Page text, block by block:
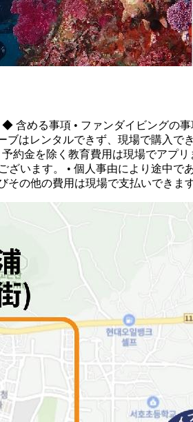
含める事項 • ファンダイビングの
ブはレンタルできず、現場で購入
約金を除く教育費用は現場でアプ
ざいます。 • 個人事由により途中
その他の費用は現場で支払いできます